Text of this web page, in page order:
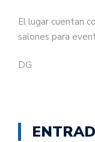
El lugar cuentan
salones para
DG